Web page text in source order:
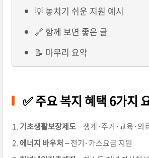
💡 놓치기 쉬운 지원 예시
🔗 함께 보면 좋은 글
📝 마무리 요약
✅ 주요 복지 혜택 6가지
기초생활보장제도– 생계·주거·교육·의
에너지 바우처– 전기·가스요금 지원